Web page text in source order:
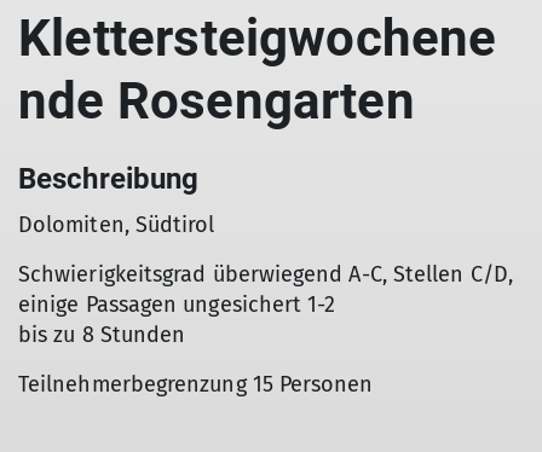
Klettersteigwochene
nde Rosengarten
Beschreibung
Dolomiten, Südtirol
Schwierigkeitsgrad überwiegend A-C, Stellen C/D,
einige Passagen ungesichert 1-2
bis zu 8 Stunden
Teilnehmerbegrenzung 15 Personen